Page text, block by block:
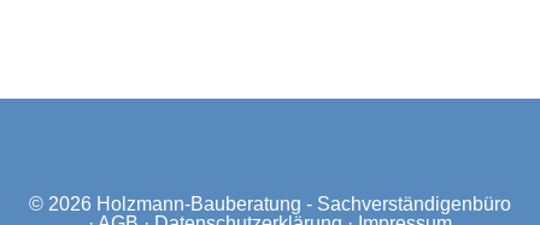
© 2026 Holzmann-Bauberatung - Sachverständigenbüro